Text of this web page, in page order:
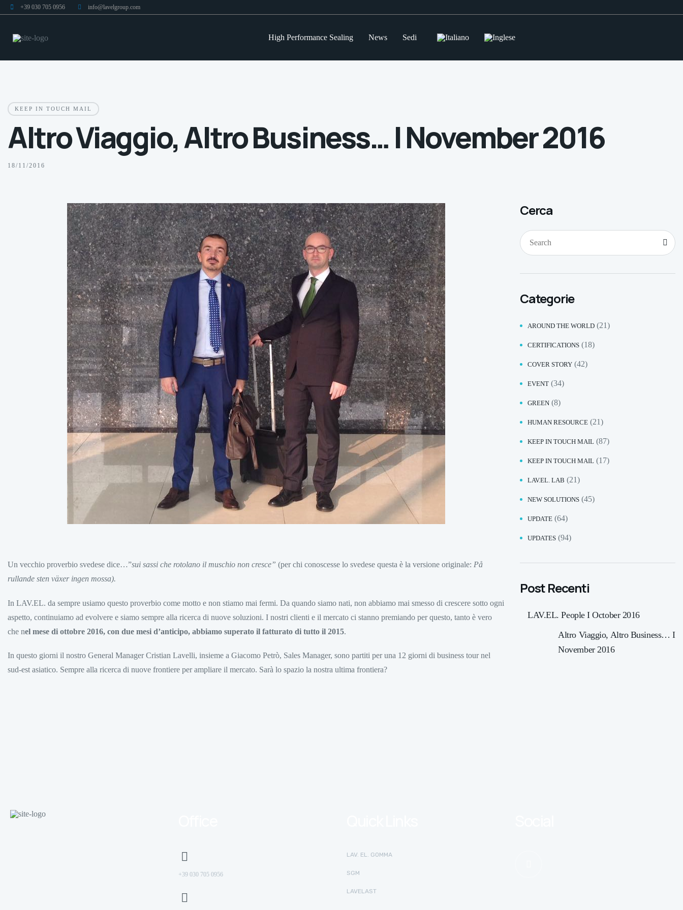
+39 030 705 0956 info@lavelgroup.com
High Performance Sealing News Sedi
KEEP IN TOUCH MAIL
Altro Viaggio, Altro Business… I November 2016
18/11/2016
Un vecchio proverbio svedese dice…”sui sassi che rotolano il muschio non cresce” (per chi conoscesse lo svedese questa è la versione originale: På
rullande sten växer ingen mossa).
In LAV.EL. da sempre usiamo questo proverbio come motto e non stiamo mai fermi. Da quando siamo nati, non abbiamo mai smesso di crescere sotto ogni
aspetto, continuiamo ad evolvere e siamo sempre alla ricerca di nuove soluzioni. I nostri clienti e il mercato ci stanno premiando per questo, tanto è vero
che nel mese di ottobre 2016, con due mesi d’anticipo, abbiamo superato il fatturato di tutto il 2015.
In questo giorni il nostro General Manager Cristian Lavelli, insieme a Giacomo Petrò, Sales Manager, sono partiti per una 12 giorni di business tour nel
sud-est asiatico. Sempre alla ricerca di nuove frontiere per ampliare il mercato. Sarà lo spazio la nostra ultima frontiera?
Cerca
Categorie
AROUND THE WORLD (21)
CERTIFICATIONS (18)
COVER STORY (42)
EVENT (34)
GREEN (8)
HUMAN RESOURCE (21)
KEEP IN TOUCH MAIL (87)
KEEP IN TOUCH MAIL (17)
LAV.EL. LAB (21)
NEW SOLUTIONS (45)
UPDATE (64)
UPDATES (94)
Post Recenti
LAV.EL. People I October 2016
Altro Viaggio, Altro Business… I
November 2016
+39 030 705 0956
LAV. EL. GOMMA
SGM
LAVELAST